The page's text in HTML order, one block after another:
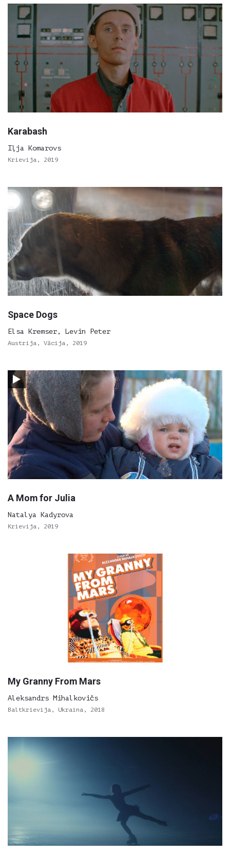
Karabash
Iļja Komarovs
Krievija, 2019
Space Dogs
Elsa Kremser, Levin Peter
Austrija, Vācija, 2019
A Mom for Julia
Natalya Kadyrova
Krievija, 2019
My Granny From Mars
Aleksandrs Mihalkovičs
Baltkrievija, Ukraina, 2018